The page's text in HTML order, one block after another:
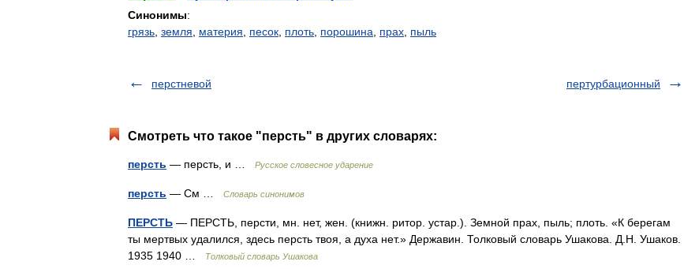
Синонимы:
грязь земля материя песок плоть порошина прах пыль
перстневой пертурбационный
Смотреть что такое "персть" в других словарях:
персть — персть, и … Русское словесное ударение
персть — См … Словарь синонимов
ПЕРСТЬ — ПЕРСТЬ, персти, мн. нет, жен. (книжн. ритор. устар.). Земной прах, пыль; плоть. «К берегам
ты мертвых удалился, здесь персть твоя, а духа нет.» Державин. Толковый словарь Ушакова. Д.Н. Ушаков.
1935 1940 …
Толковый словарь Ушакова